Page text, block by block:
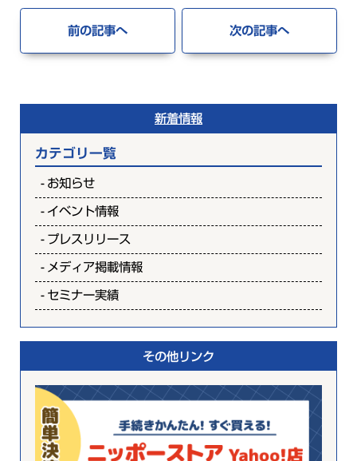
新着情報
カテゴリ一覧
お知らせ
イベント情報
プレスリリース
メディア掲載情報
セミナー実績
その他リンク
前の記事へ 次の記事へ